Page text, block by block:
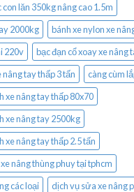
lăn 350kg nâng cao 1.5m
2000kg
bánh xe nylon xe
220v
bạc đạn cổ xoay xe nâng
nâng tay thấp 3 tấn
càng cùm
xe nâng tay thấp 80x70
xe nâng tay 2500kg
xe nâng tay thấp 2.5 tấn
nâng thùng phuy tại tphcm
các loại
dịch vụ sửa xe nâng